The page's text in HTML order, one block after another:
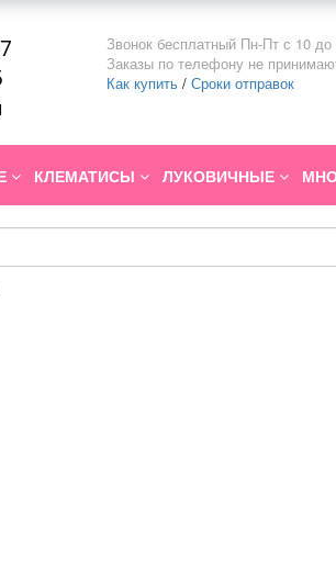
Звонок бесплатный Пн-Пт с 10 до
Заказы по телефону не
Как купить / Сроки отправок
КЛЕМАТИСЫ ЛУКОВИЧНЫЕ